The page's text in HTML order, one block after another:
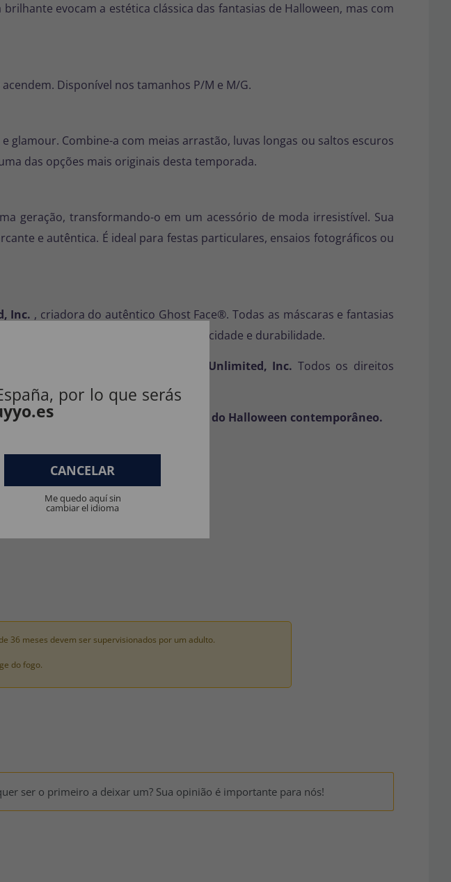
evocam a estética clássica das fantasias de Halloween, mas com
Disponível nos tamanhos P/M e M/G.
Combine-a com meias arrastão, luvas longas ou saltos escuros
das opções mais originais desta temporada.
geração, transformando-o em um acessório de moda irresistível. Sua
e autêntica. É ideal para festas particulares, ensaios fotográficos ou
Inc. , criadora do autêntico Ghost Face®. Todas as máscaras e fantasias
máxima qualidade, autenticidade e durabilidade.
Fun World Div., Easter Unlimited, Inc. Todos os direitos
– o terror mais deslumbrante do Halloween contemporâneo.
36 meses devem ser supervisionados por um adulto.
do fogo.
ser o primeiro a deixar um? Sua opinião é importante para nós!
por lo que serás
CANCELAR
Me quedo aquí sin
cambiar el idioma